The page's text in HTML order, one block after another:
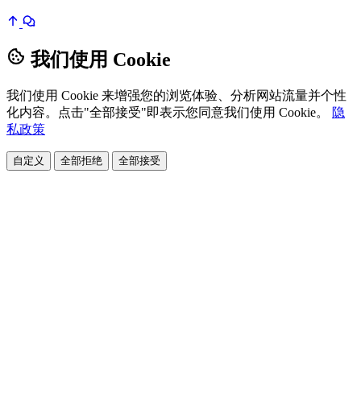
我们使用 Cookie
我们使用 Cookie 来增强您的浏览体验、分析网站流量并个性
化内容。点击"全部接受"即表示您同意我们使用 Cookie。
隐
私政策
自定义 全部拒绝 全部接受